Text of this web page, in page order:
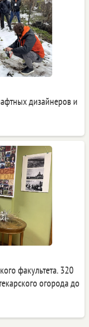
дизайнеров и
факультета. 320
огорода до